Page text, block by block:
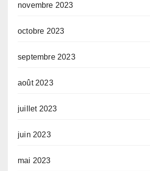
novembre 2023
octobre 2023
septembre 2023
août 2023
juillet 2023
juin 2023
mai 2023